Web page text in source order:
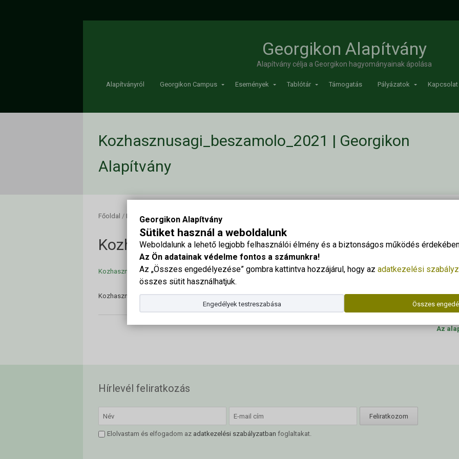
Georgikon Alapítvány
Sütiket használ a weboldalunk
Weboldalunk a lehető legjobb felhasználói élmény és a biztonságos működés
Az Ön adatainak védelme fontos a számunkra!
Az „Összes engedélyezése” gombra kattintva hozzájárul, hogy az adatkezelési
összes sütit használhatjuk.
Összes
Engedélyek testreszabása
Georgikon Alapítvány
Alapítvány célja a Georgikon hagyományainak ápolása
Alapítványról Georgikon Campus Események Tablótár Támogatás Pályázatok Kapcsolat
Kozhasznusagi_beszamolo_2021 | Georgikon
Alapítvány
Főoldal / Kozhasznusagi_beszamolo_2021
Kozhasznusagi_beszamolo_2021
Kozhasznusagi_beszamolo_2021
Kozhasznusagi_beszamolo_2021
E-
Az
Hírlevél feliratkozás
Elolvastam és elfogadom az adatkezelési szabályzatban foglaltakat.